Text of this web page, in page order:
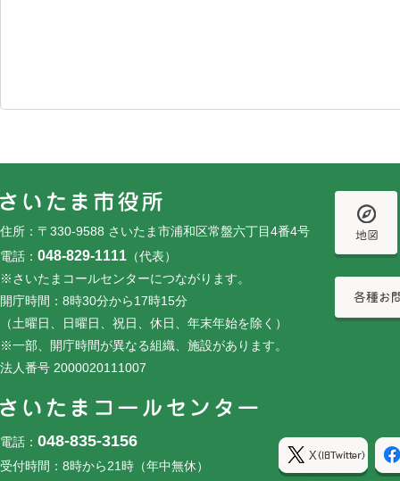
住所：〒330-9588 さいたま市浦和区常盤六丁目4番4号
電話： 048-829-1111 （代表）
※さいたまコールセンターにつながります。
開庁時間：8時30分から17時15分
（土曜日、日曜日、祝日、休日、年末年始を除く）
※一部、開庁時間が異なる組織、施設があります。
法人番号 2000020111007
電話： 048-835-3156
受付時間：8時から21時（年中無休）